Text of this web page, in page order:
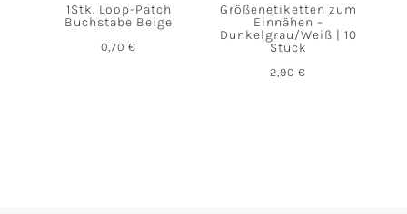
1Stk. Loop-Patch
Buchstabe Beige
0,70€
Größenetiketten zum
Einnähen –
Dunkelgrau/Weiß | 10
Stück
2,90€